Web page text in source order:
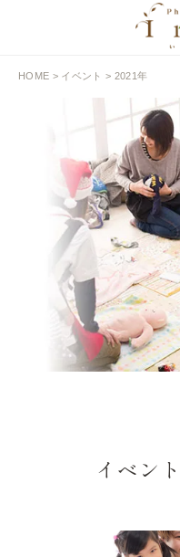
HOME > イベント > 2021年
イベン